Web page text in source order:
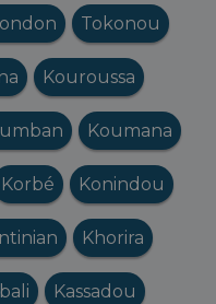
Tokonou
Kouroussa
Koumana
Korbé Konindou
Khorira
Kassadou